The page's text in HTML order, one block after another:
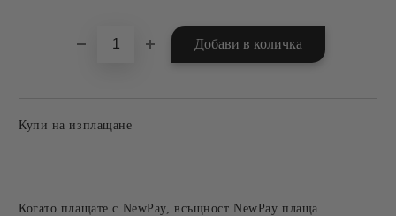
Купи на изплащане
Когато плащате с NewPay, всъщност NewPay плаща